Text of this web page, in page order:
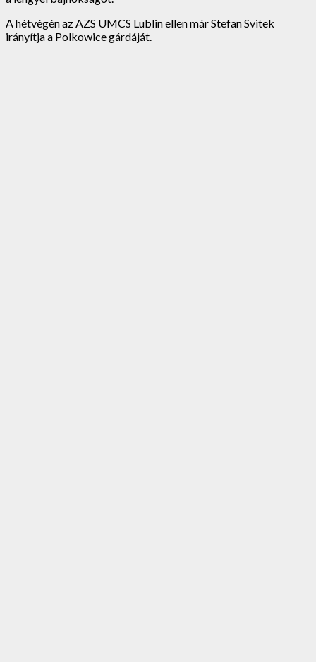
A hétvégén az AZS UMCS Lublin ellen már Stefan Svitek
irányítja a Polkowice gárdáját.